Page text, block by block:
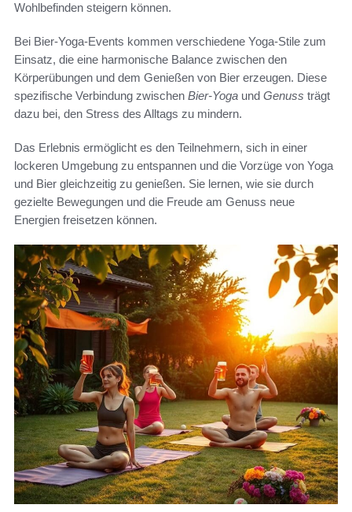
Wohlbefinden steigern können.
Bei Bier-Yoga-Events kommen verschiedene Yoga-Stile zum
Einsatz, die eine harmonische Balance zwischen den
Körperübungen und dem Genießen von Bier erzeugen. Diese
spezifische Verbindung zwischen Bier-Yoga und Genuss trägt
dazu bei, den Stress des Alltags zu mindern.
Das Erlebnis ermöglicht es den Teilnehmern, sich in einer
lockeren Umgebung zu entspannen und die Vorzüge von Yoga
und Bier gleichzeitig zu genießen. Sie lernen, wie sie durch
gezielte Bewegungen und die Freude am Genuss neue
Energien freisetzen können.